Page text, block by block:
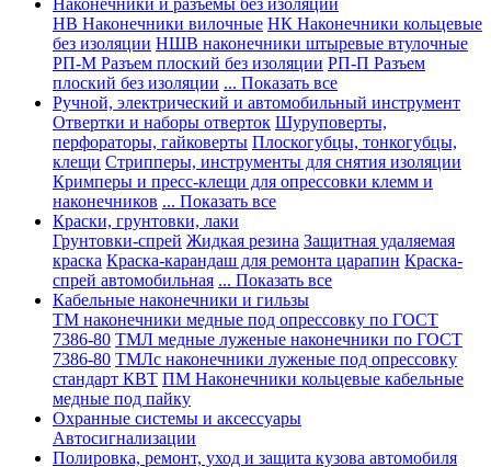
Наконечники и разъемы без изоляции
НВ Наконечники вилочные НК Наконечники кольцевые
без изоляции НШВ наконечники штыревые втулочные
РП-М Разъем плоский без изоляции РП-П Разъем
плоский без изоляции ... Показать все
Ручной, электрический и автомобильный инструмент
Отвертки и наборы отверток Шуруповерты,
перфораторы, гайковерты Плоскогубцы, тонкогубцы,
клещи Стрипперы, инструменты для снятия изоляции
Кримперы и пресс-клещи для опрессовки клемм и
наконечников ... Показать все
Краски, грунтовки, лаки
Грунтовки-спрей Жидкая резина Защитная удаляемая
краска Краска-карандаш для ремонта царапин Краска-
спрей автомобильная ... Показать все
Кабельные наконечники и гильзы
ТМ наконечники медные под опрессовку по ГОСТ
7386-80 ТМЛ медные луженые наконечники по ГОСТ
7386-80 ТМЛс наконечники луженые под опрессовку
стандарт КВТ ПМ Наконечники кольцевые кабельные
медные под пайку
Охранные системы и аксессуары
Автосигнализации
Полировка, ремонт, уход и защита кузова автомобиля